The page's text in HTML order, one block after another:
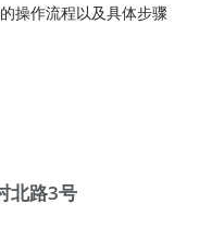
操作流程以及具体步骤
北路3号